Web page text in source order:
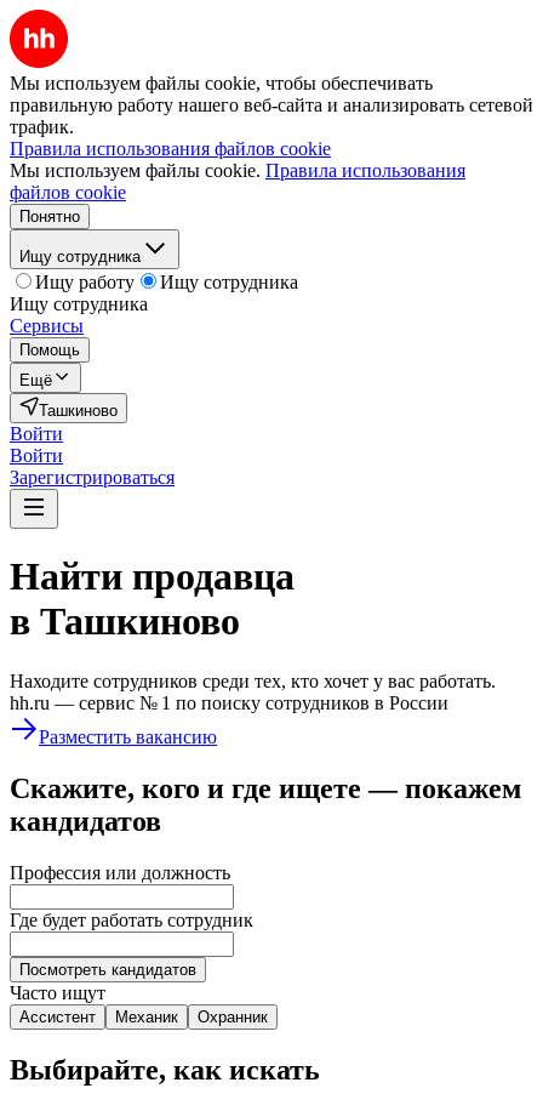
Мы используем файлы cookie, чтобы обеспечивать
правильную работу нашего веб-сайта и анализировать сетевой
трафик.
Правила использования файлов cookie
Мы используем файлы cookie. Правила использования
файлов cookie
Понятно
Ищу сотрудника
Ищу работу
Ищу сотрудника
Ищу сотрудника
Сервисы
Помощь
Ещё
Ташкиново
Войти
Войти
Зарегистрироваться
Найти продавца
в Ташкиново
Находите сотрудников среди тех, кто хочет у вас работать.
hh.ru — сервис № 1 по поиску сотрудников в России
Разместить вакансию
Скажите, кого и где ищете — покажем
кандидатов
Профессия или должность
Где будет работать сотрудник
Посмотреть кандидатов
Часто ищут
Ассистент Механик Охранник
Выбирайте, как искать